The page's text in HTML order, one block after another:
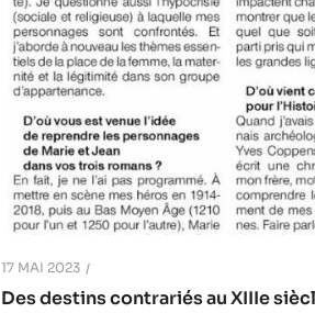
17 MAI 2023
Des destins contrariés au XIIIe